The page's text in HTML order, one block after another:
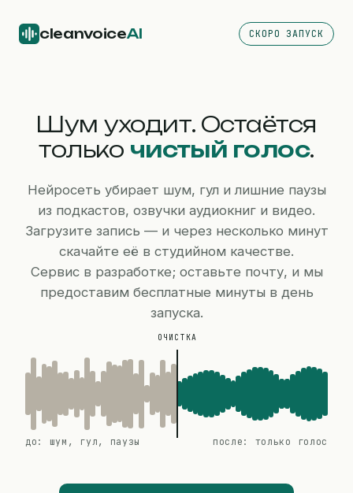
cleanvoiceAI СКОРО ЗАПУСК
Шум уходит. Остаётся
только чистый голос.
Нейросеть убирает шум, гул и лишние паузы
из подкастов, озвучки аудиокниг и видео.
Загрузите запись — и через несколько минут
скачайте её в студийном качестве.
Сервис в разработке; оставьте почту, и мы
предоставим бесплатные минуты в день
запуска.
до: шум, гул, паузы после: только голос